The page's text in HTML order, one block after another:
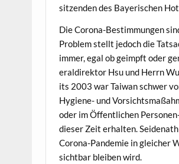
sitzen­den des Bay­erischen
Die Coro­na-Bes­tim­mungen
Prob­lem stellt jedoch die
immer, egal ob geimpft oder
eraldirek­tor Hsu und Her­rn
its 2003 war Tai­wan schw­er
Hygiene- und
oder im Öffentlichen
dieser Zeit erhal­ten.
Coro­na-Pan­demie in gle­ich­er
sicht­bar bleiben wird.